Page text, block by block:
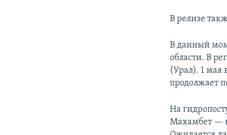
В релизе
В данный
области. В
(Урал). 1 мая
продолжает
На
Махамбет —